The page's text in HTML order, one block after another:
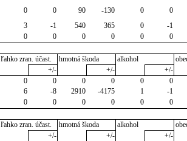
0 0 90 -130 0 0
3 -1 540 365 0 -1
0 0 0 0 0 0
ľahko zran. účast. hmotná škoda alkohol
+/- +/- +/-
0 0 0 0 0 0
6 -8 2910 -4175 1 -1
0 0 0 0 0 0
ľahko zran. účast. hmotná škoda alkohol
+/- +/- +/-